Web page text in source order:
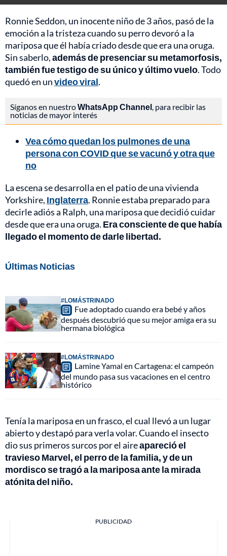
Ronnie Seddon, un inocente niño de 3 años, pasó de la
emoción a la tristeza cuando su perro devoró a la
mariposa que él había criado desde que era una oruga.
Sin saberlo,además de presenciar su metamorfosis,
también fue testigo de su único y último vuelo. Todo
quedó en unvideo viral.
Síganos en nuestroWhatsApp Channel, para recibir las
noticias de mayor interés
Vea cómo quedan los pulmones de una
persona con COVID que se vacunó y otra que
no
La escena se desarrolla en el patio de una vivienda
Yorkshire, Inglaterra. Ronnie estaba preparado para
decirle adiós a Ralph, una mariposa que decidió cuidar
desde que era una oruga. Era consciente de que había
llegado el momento de darle libertad.
Últimas Noticias
#LOMÁSTRINADO
Fue adoptado cuando era bebé y años
después descubrió que su mejor amiga era su
hermana biológica
#LOMÁSTRINADO
Lamine Yamal en Cartagena: el campeón
del mundo pasa sus vacaciones en el centro
histórico
Tenía la mariposa en un frasco, el cual llevó a un lugar
abierto y destapó para verla volar. Cuando el insecto
dio sus primeros surcos por el aireapareció el
travieso Marvel, el perro de la familia, y de un
mordisco se tragó a la mariposa ante la mirada
atónita del niño.
PUBLICIDAD